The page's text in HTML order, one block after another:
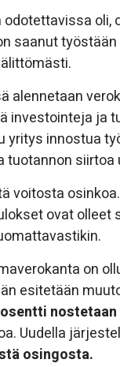
oli,
saanut
alennetaan
investointeja ja
yritys innostua
siirtoa
voitosta
ovat olleet
on
esitetään
nostetaan
Uudella
osingosta.